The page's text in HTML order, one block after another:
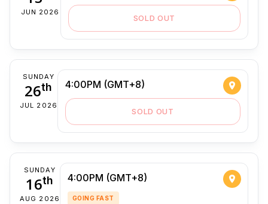
JUN 2026
SOLD OUT
SUNDAY
26th
JUL 2026
4:00PM (GMT+8)
SOLD OUT
SUNDAY
16th
AUG 2026
4:00PM (GMT+8)
GOING FAST